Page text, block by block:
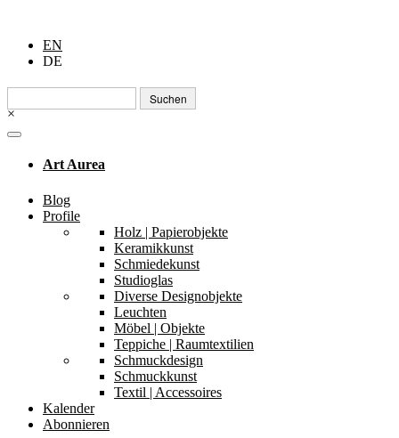
EN
DE
Suchen
nach:
×
Art Aurea
Blog
Profile
Holz | Papierobjekte
Keramikkunst
Schmiedekunst
Studioglas
Diverse Designobjekte
Leuchten
Möbel | Objekte
Teppiche | Raumtextilien
Schmuckdesign
Schmuckkunst
Textil | Accessoires
Kalender
Abonnieren